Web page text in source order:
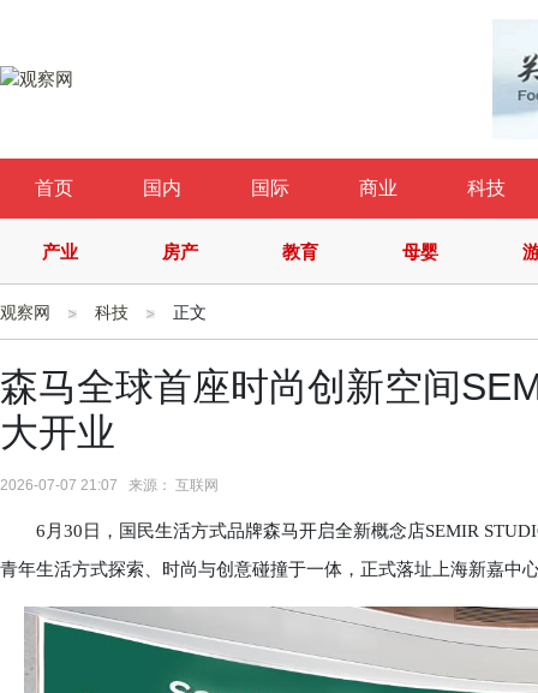
首页 国内 国际 商业 科技
产业 房产 教育 母婴
观察网 科技 正文
森马全球首座时尚创新空间
大开业
2026-07-07 21:07 来源： 互联网
6月30日，国民生活方式品牌森马开启全新概念店SEMIR
青年生活方式探索、时尚与创意碰撞于一体，正式落址上海新嘉中